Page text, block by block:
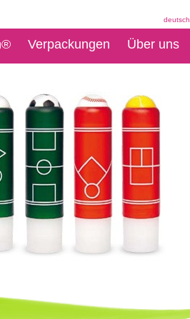
deutsch
Verpackungen Über uns